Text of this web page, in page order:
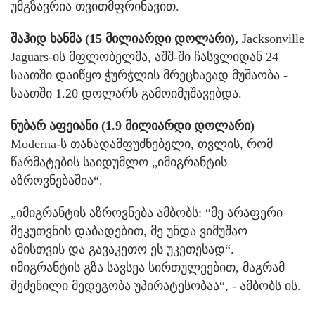
უმგზავრია თვითმფრინავით.
შაჰიდ ხანმა (15 მილიარდი დოლარი), Jacksonville
Jaguars-ის მფლობელმა, აშშ-ში ჩასვლიდან 24
საათში დაიწყო ჭურჭლის მრეცხავად მუშაობა -
საათში 1.20 დოლარს გამოიმუშავებდა.
ნუბარ აფეიანი (1.9 მილიარდი დოლარი)
Moderna-ს თანადამფუძნებელი, თვლის, რომ
წარმატების საიდუმლო „იმიგრანტის
აზროვნებაშია“.
„იმიგრანტის აზროვნება ამბობს: “მე არაფერი
მეკუთვნის დაბადებით, მე უნდა ვიმუშაო
ამისთვის და გავაკეთო ეს უკეთესად“.
იმიგრანტის გზა სავსეა სირთულეებით, მაგრამ
შეძენილი მედეგობა უპირატესობაა“, - ამბობს ის.